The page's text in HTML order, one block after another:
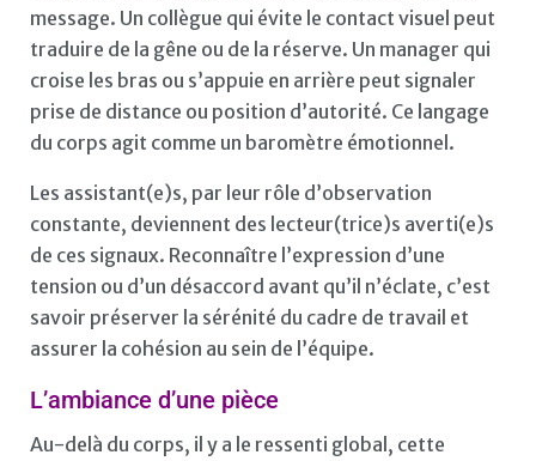
message. Un collègue qui évite le contact visuel peut
traduire de la gêne ou de la réserve. Un manager qui
croise les bras ou s’appuie en arrière peut signaler
prise de distance ou position d’autorité. Ce langage
du corps agit comme un baromètre émotionnel.
Les assistant(e)s, par leur rôle d’observation
constante, deviennent des lecteur(trice)s averti(e)s
de ces signaux. Reconnaître l’expression d’une
tension ou d’un désaccord avant qu’il n’éclate, c’est
savoir préserver la sérénité du cadre de travail et
assurer la cohésion au sein de l’équipe.
L’ambiance d’une pièce
Au-delà du corps, il y a le ressenti global, cette